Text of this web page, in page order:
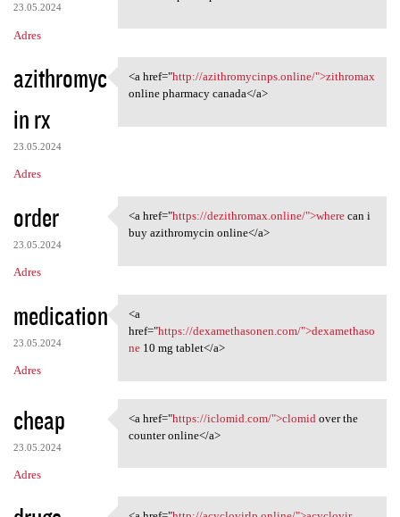
23.05.2024
Adres
azithromyc
in rx
23.05.2024
Adres
<a href="http:/
<a href="http://azithromycinps.online/">zithromax
online pharmacy canada</a>
order
23.05.2024
Adres
<a href="https://dezithromax
<a href="https://dezithromax.online/">wherecan i
buy azithromycin online</a>
medication
23.05.2024
Adres
<a href="https:/
<a
href="https://dexamethasonen.com/">dexamethaso
ne10 mg tablet</a>
cheap
23.05.2024
Adres
<a href="https://iclomid.com/
<a href="https://iclomid.com/">clomid over the
counter online</a>